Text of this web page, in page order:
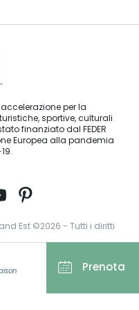
Prenota
per la
sportive, culturali
finanziato dal FEDER
Europea alla pandemia
Est ©2026 - Tutti i diritti
utilizzo